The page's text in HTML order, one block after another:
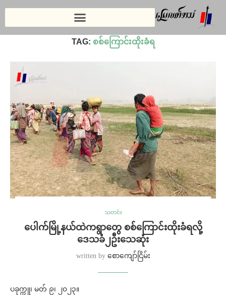
စစ်ကြောင်းထိုးခံရ
TAG: စစ်ကြောင်းထိုးခံရ
သတင်း
ပေါက်မြို့နယ်ထဲကရွာတွေ စစ်ကြောင်းထိုးခံရလို့
ဒေသခံ၂ဦးသေဆုံး
written by စောကျော်ငြိမ်း
ပခုက္ကူ၊ မတ် ၉၊ ၂၀၂၃။